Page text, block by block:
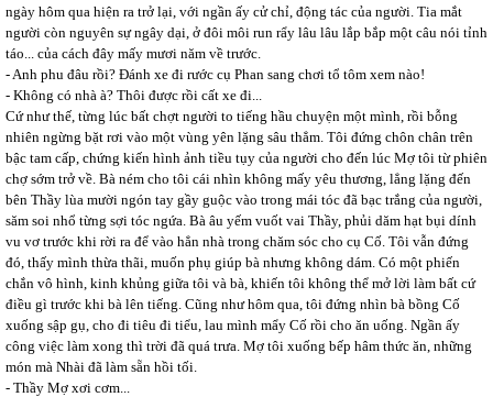
ngày hôm qua hiện ra trở lại, với ngần ấy cử chỉ, động tác của người. Tia mắt
người còn nguyên sự ngây dại, ở đôi môi run rẩy lâu lâu lắp bắp một câu nói tỉnh
táo... của cách đây mấy mươi năm về trước.
- Anh phu đâu rồi? Đánh xe đi rước cụ Phan sang chơi tổ tôm xem nào!
- Không có nhà à? Thôi được rồi cất xe đi...
Cứ như thế, từng lúc bất chợt người to tiếng hầu chuyện một mình, rồi bỗng
nhiên ngừng bặt rơi vào một vùng yên lặng sâu thẳm. Tôi đứng chôn chân trên
bậc tam cấp, chứng kiến hình ảnh tiều tụy của người cho đến lúc Mợ tôi từ phiên
chợ sớm trở về. Bà ném cho tôi cái nhìn không mấy yêu thương, lẳng lặng đến
bên Thầy lùa mười ngón tay gầy guộc vào trong mái tóc đã bạc trắng của người,
săm soi nhổ từng sợi tóc ngứa. Bà âu yếm vuốt vai Thầy, phủi dăm hạt bụi dính
vu vơ trước khi rời ra để vào hẳn nhà trong chăm sóc cho cụ Cố. Tôi vẫn đứng
đó, thấy mình thừa thãi, muốn phụ giúp bà nhưng không dám. Có một phiến
chắn vô hình, kinh khủng giữa tôi và bà, khiến tôi không thể mở lời làm bất cứ
điều gì trước khi bà lên tiếng. Cũng như hôm qua, tôi đứng nhìn bà bồng Cố
xuống sập gụ, cho đi tiêu đi tiểu, lau mình mẩy Cố rồi cho ăn uống. Ngần ấy
công việc làm xong thì trời đã quá trưa. Mợ tôi xuống bếp hâm thức ăn, những
món mà Nhài đã làm sẵn hồi tối.
- Thầy Mợ xơi cơm...